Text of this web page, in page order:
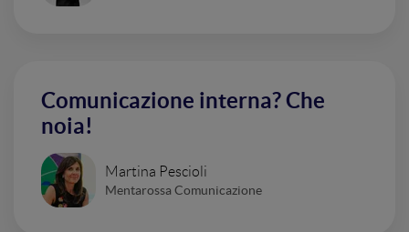
Comunicazione interna? Che
noia!
Martina Pescioli
Mentarossa Comunicazione